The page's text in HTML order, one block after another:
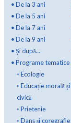
• De la 3 ani
• De la 5 ani
• De la 7 ani
• De la 9 ani
• Și după...
• Programe tematice
◦ Ecologie
◦ Educație morală și
civică
◦ Prietenie
◦ Dans și coregrafie